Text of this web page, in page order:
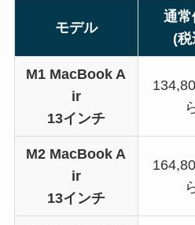
モデル
通
(税
M1 MacBook A
ir
13インチ
M2 MacBook A
ir
13インチ